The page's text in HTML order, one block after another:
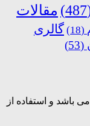
مقالات
(18)
گالری
(53)
باشد و استفاده از